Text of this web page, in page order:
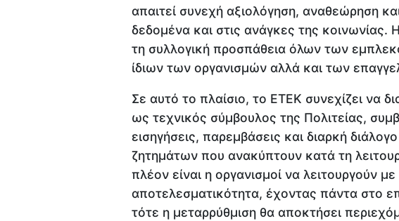
απαιτεί συνεχή αξιολόγηση, αναθεώρηση
δεδομένα και στις ανάγκες της κοινωνίας.
τη συλλογική προσπάθεια όλων των
ίδιων των οργανισμών αλλά και των
Σε αυτό το πλαίσιο, το ΕΤΕΚ συνεχίζει να
ως τεχνικός σύμβουλος της Πολιτείας,
εισηγήσεις, παρεμβάσεις και διαρκή
ζητημάτων που ανακύπτουν κατά τη
πλέον είναι η οργανισμοί να λειτουργούν
αποτελεσματικότητα, έχοντας πάντα στο
τότε η μεταρρύθμιση θα αποκτήσει